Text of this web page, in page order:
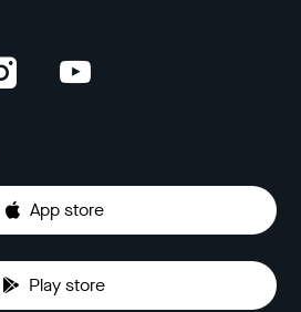
App store
Play store